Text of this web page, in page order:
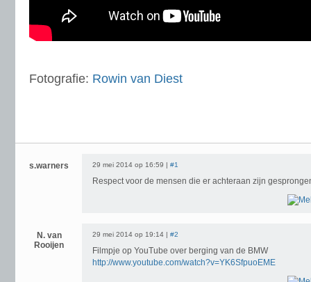
Fotografie: Rowin van Diest
s.warners 29 mei 2014 op 16:59 | #1
Respect voor de mensen die er achteraan zijn
N. van
Rooijen
29 mei 2014 op 19:14 | #2
Filmpje op YouTube over berging van de BMW
http://www.youtube.com/watch?v=YK6SfpuoEME